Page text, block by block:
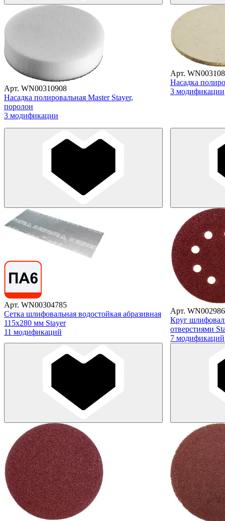
Арт. WN00310908
Насадка полировальная Master Stayer,
поролон
3 модификации
Арт.
Насадка
3 модификации
Арт. WN00304785
Сетка шлифовальная водостойкая абразивная
115х280 мм Stayer
11 модификаций
Арт.
Круг
отверстиями
7 модификаций